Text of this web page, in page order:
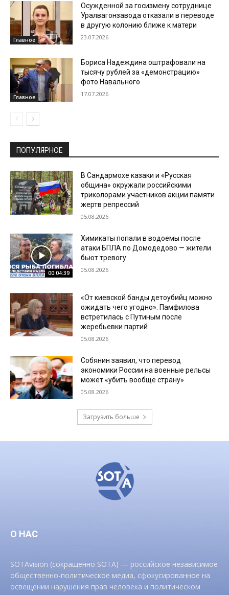
Главное
Осужденной за госизмену сотруднице
Уралвагонзавода отказали в переводе
в другую колонию ближе к матери
23.07.2026
Главное
Бориса Надеждина оштрафовали на
тысячу рублей за «демонстрацию»
фото Навального
17.07.2026
ПОПУЛЯРНОЕ
В Сандармохе казаки и «Русская
община» окружали российскими
триколорами участников акции памяти
жертв репрессий
05.08.2026
00:04:39
Химикаты попали в водоемы после
атаки БПЛА по Домодедово — жители
бьют тревогу
05.08.2026
«От киевской банды детоубийц можно
ожидать чего угодно». Памфилова
встретилась с Путиным после
жеребьевки партий
05.08.2026
Собянин заявил, что перевод
экономики России на военные рельсы
может «убить вообще страну»
05.08.2026
Загрузить больше
О НАС
SOTAvision (сокращенно SOTA) — российское независимое
общественно-политическое медиа, сфокусированное на
освещении нарушения прав человека и политическом